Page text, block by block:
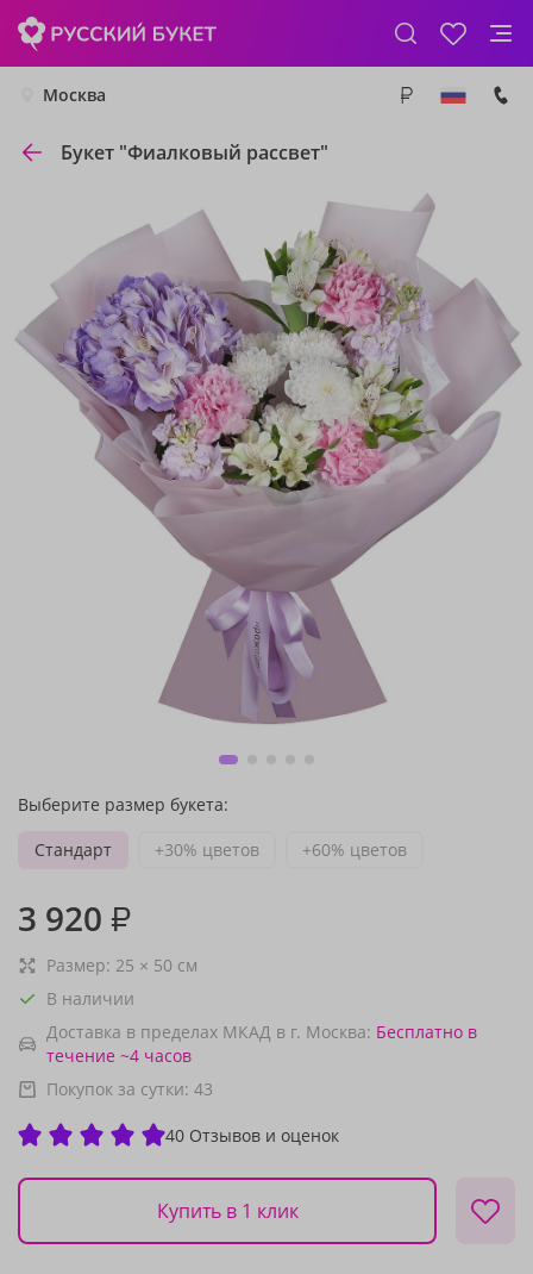
Москва
Букет "Фиалковый рассвет"
Выберите размер букета:
Стандарт
+30% цветов +60% цветов
3 920 ₽
Размер: 25 × 50 см
В наличии
Доставка в пределах МКАД в г. Москва: Бесплатно в
течение ~4 часов
Покупок за сутки: 43
40 Отзывов и оценок
Купить в 1 клик